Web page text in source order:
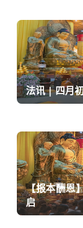
法讯 | 四月
【报本酬恩
启